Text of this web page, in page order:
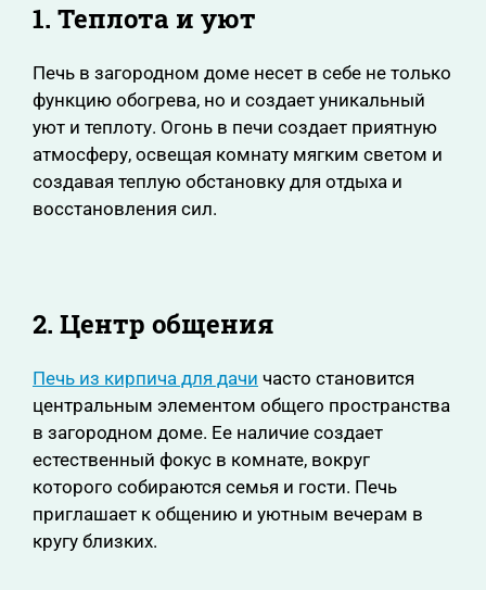
1. Теплота и уют
Печь в загородном доме несет в себе не только
функцию обогрева, но и создает уникальный
уют и теплоту. Огонь в печи создает приятную
атмосферу, освещая комнату мягким светом и
создавая теплую обстановку для отдыха и
восстановления сил.
2. Центр общения
Печь из кирпича для дачи часто становится
центральным элементом общего пространства
в загородном доме. Ее наличие создает
естественный фокус в комнате, вокруг
которого собираются семья и гости. Печь
приглашает к общению и уютным вечерам в
кругу близких.